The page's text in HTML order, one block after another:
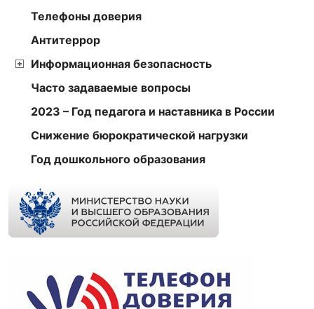
Телефоны доверия
Антитеррор
Информационная безопасность
Часто задаваемые вопросы
2023 – Год педагога и наставника в России
Снижение бюрократической нагрузки
Год дошкольного образования